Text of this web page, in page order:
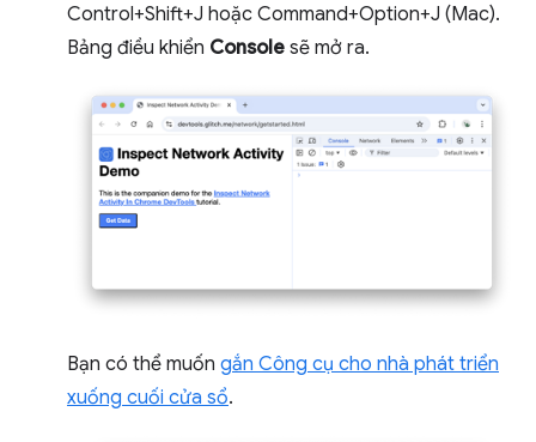
Control+Shift+J hoặc Command+Option+J (Mac).
Bảng điều khiển Console sẽ mở ra.
Bạn có thể muốn gắn Công cụ cho nhà phát triển
xuống cuối cửa sổ.